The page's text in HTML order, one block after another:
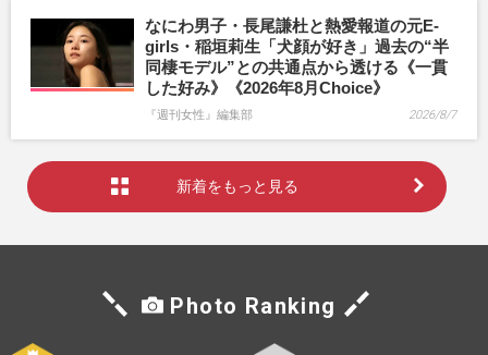
なにわ男子・長尾謙杜と熱愛報道の元E-
girls・稲垣莉生「犬顔が好き」過去の“半
同棲モデル”との共通点から透ける《一貫
した好み》《2026年8月Choice》
『週刊女性』編集部 2026/8/7
新着をもっと見る
Photo Ranking